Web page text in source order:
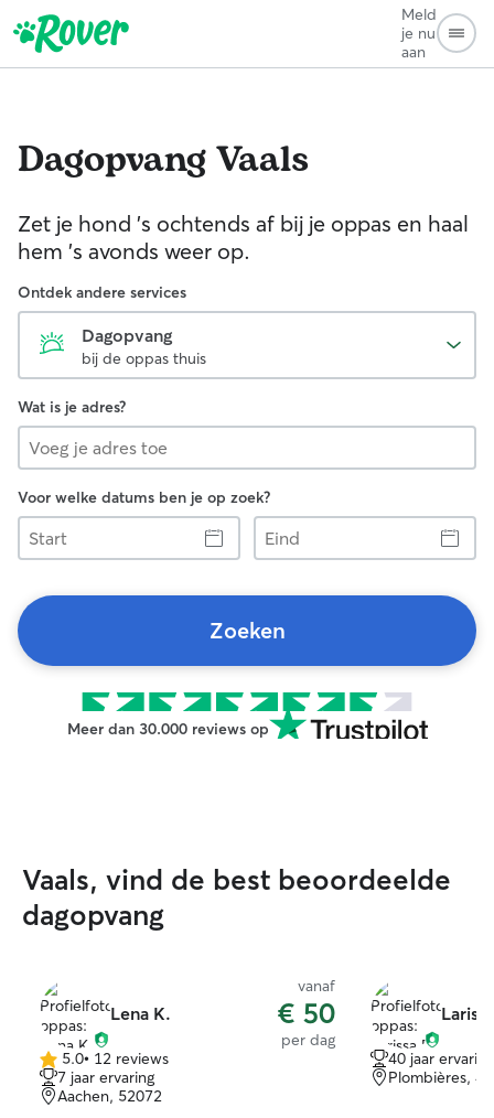
Meld
je nu
aan
DagopvangVaals
Zet je hond 's ochtends af bij je oppas en haal
hem 's avonds weer op.
Ontdek andere services
Dagopvang
bij de oppas thuis
Wat is je adres?
Voor welke datums ben je op zoek?
Start
Eind
Zoeken
Meer dan 30.000 reviews op
Vaals, vind de best beoordeelde
dagopvang
Lena K.
vanaf
€ 50
per dag
5.0
van
5
5.0• 12 reviews
7 jaar ervaring
Aachen, 52072
40 jaar ervaring
Plombières,